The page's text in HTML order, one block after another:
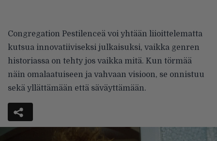
Congregation Pestilenceä voi yhtään liioittelematta
kutsua innovatiiviseksi julkaisuksi, vaikka genren
historiassa on tehty jos vaikka mitä. Kun törmää
näin omalaatuiseen ja vahvaan visioon, se onnistuu
sekä yllättämään että säväyttämään.